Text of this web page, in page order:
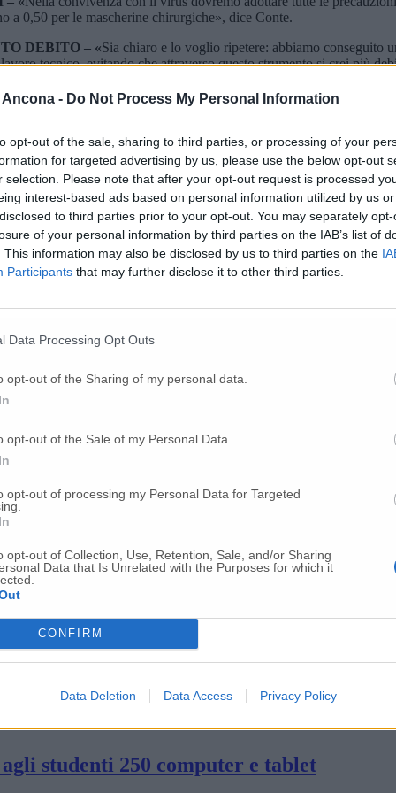
- Do Not Process My Personal Information
opt-out of the sale, sharing to third parties, or processing of your
for targeted advertising by us, please use the below opt-out
selection. Please note that after your opt-out request is processed
interest-based ads based on personal information utilized by us
to third parties prior to your opt-out. You may separately
of your personal information by third parties on the IAB’s list of
This information may also be disclosed by us to third parties on the
Participants that may further disclose it to other third parties.
Data Processing Opt Outs
opt-out of the Sharing of my personal data.
opt-out of the Sale of my Personal Data.
opt-out of processing my Personal Data for Targeted
opt-out of Collection, Use, Retention, Sale, and/or Sharing
Data that Is Unrelated with the Purposes for which it
CONFIRM
Data Deletion Data Access Privacy Policy
a 0,50 per le mascherine chirurgiche», dice Conte.
DEBITO – «Sia chiaro e lo voglio ripetere: abbiamo conseguito
tecnico, evitando che attraverso questo strumento si crei più
che permetterà di percorrere una strada più rapida verso la
di aprile blindata dal lockdown
agli Archi con musica,
24 ore
di Commercio
Ceriscioli firma il decreto
per il 4 maggio e nessuna fuga in
la mobilità ciclabile»
lampade ai divisori in plexiglass
studenti 250 computer e tablet